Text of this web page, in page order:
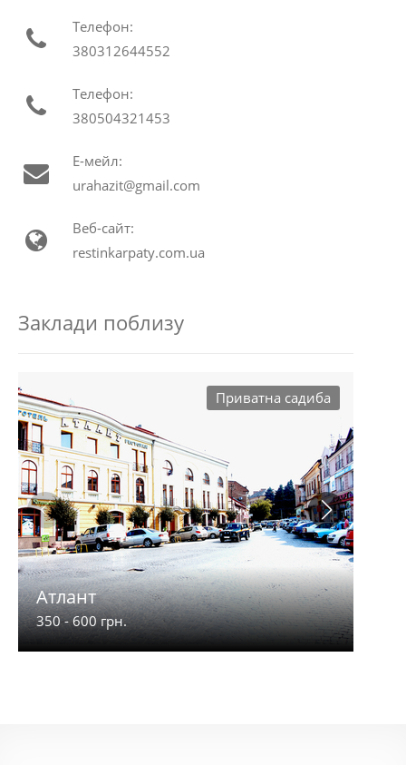
Телефон:
380312644552
Телефон:
380504321453
Е-мейл:
urahazit@gmail.com
Веб-сайт:
restinkarpaty.com.ua
Заклади поблизу
Приватна садиба
Атлант
350 - 600 грн.